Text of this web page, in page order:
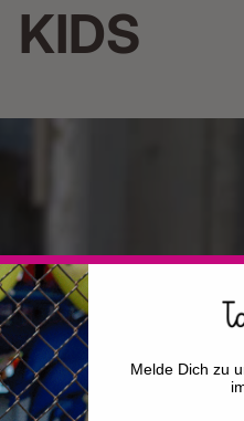
KIDS
Melde Dich zu